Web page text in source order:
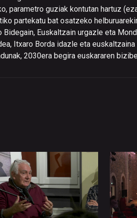
parametro guziak kontutan hartuz
partekatu bat osatzeko
Euskaltzain urgazle eta
Itxaro Borda idazle eta
2030era begira euskararen